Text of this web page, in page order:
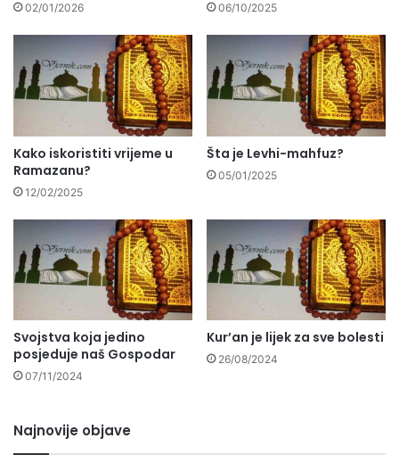
02/01/2026 06/10/2025
Kako iskoristiti vrijeme u
Ramazanu?
12/02/2025
Šta je Levhi-mahfuz?
05/01/2025
Svojstva koja jedino
posjeduje naš Gospodar
07/11/2024
Kur’an je lijek za sve bolesti
26/08/2024
Najnovije objave